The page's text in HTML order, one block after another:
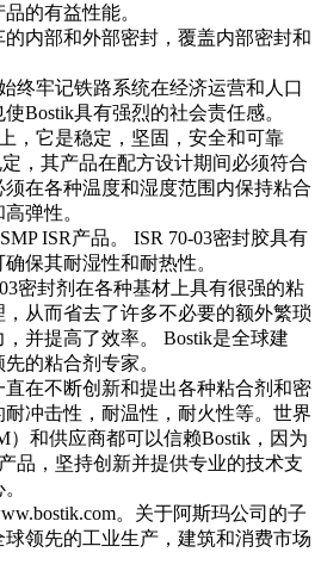
的有益性能。
内部和外部密封，覆盖内部密封和
终牢记铁路系统在经济运营和人口
Bostik具有强烈的社会责任感。
，它是稳定，坚固，安全和可靠
，其产品在配方设计期间必须符合
在各种温度和湿度范围内保持粘合
弹性。
ISR产品。 ISR 70-03密封胶具有
保其耐湿性和耐热性。
03密封剂在各种基材上具有很强的粘
从而省去了许多不必要的额外繁琐
并提高了效率。 Bostik是全球建
的粘合剂专家。
在不断创新和提出各种粘合剂和密
冲击性，耐温性，耐火性等。世界
）和供应商都可以信赖Bostik，因为
品，坚持创新并提供专业的技术支
。关于阿斯玛公司的子
领先的工业生产，建筑和消费市场